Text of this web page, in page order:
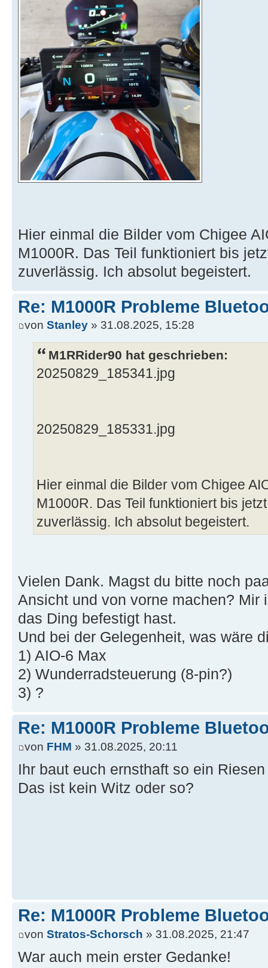
Hier einmal die Bilder vom Chigee
M1000R. Das Teil funktioniert bis
zuverlässig. Ich absolut begeistert.
Re: M1000R Probleme
von Stanley » 31.08.2025, 15:28
M1RRider90 hat geschrieben:
20250829_185341.jpg
20250829_185331.jpg
Hier einmal die Bilder vom Chigee
M1000R. Das Teil funktioniert bis
zuverlässig. Ich absolut begeistert.
Vielen Dank. Magst du bitte noch
Ansicht und von vorne machen? Mir
das Ding befestigt hast.
Und bei der Gelegenheit, was wäre
1) AIO-6 Max
2) Wunderradsteuerung (8-pin?)
3) ?
Re: M1000R Probleme
von FHM » 31.08.2025, 20:11
Ihr baut euch ernsthaft so ein
Das ist kein Witz oder so?
Re: M1000R Probleme
von Stratos-Schorsch » 31.08.2025, 21:47
War auch mein erster Gedanke!